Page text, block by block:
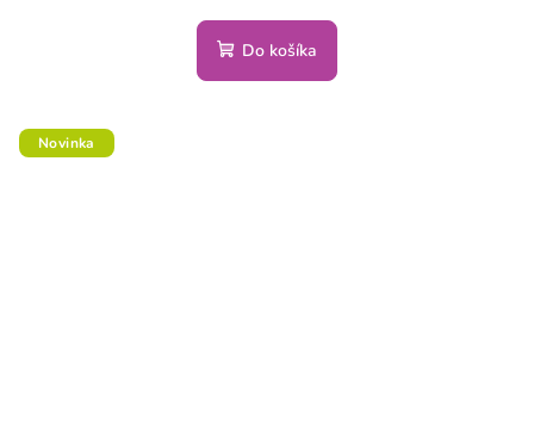
Do košíka
Novinka